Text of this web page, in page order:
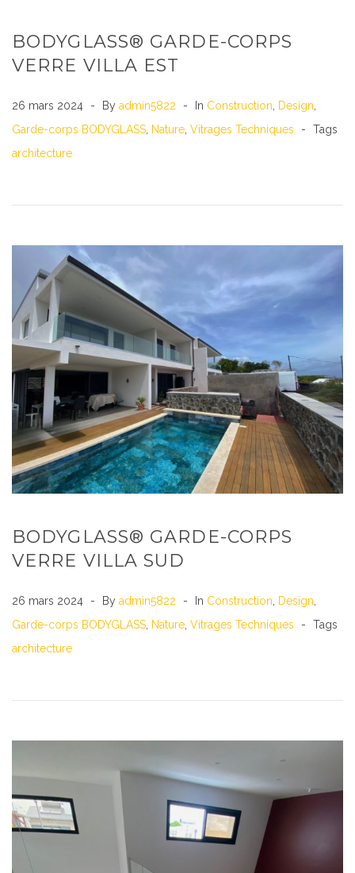
BODYGLASS® GARDE-CORPS
VERRE VILLA EST
26 mars 2024 By admin5822 In Construction Design
Garde-corps BODYGLASS Nature Vitrages Techniques
Tags
architecture
BODYGLASS® GARDE-CORPS
VERRE VILLA SUD
26 mars 2024 By admin5822 In Construction, Design,
Garde-corps BODYGLASS, Nature, Vitrages Techniques
Tags
architecture